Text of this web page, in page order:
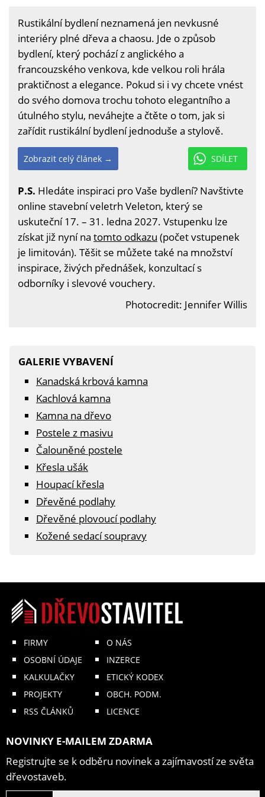
Rustikální bydlení neznamená jen nevkusné
interiéry plné dřeva a chaosu. Jde o způsob
bydlení, který pochází z anglického a
francouzského venkova, kde velkou roli hrála
praktičnost a elegance. Pokud si i vy chcete vnést
do svého domova trochu tohoto elegantního a
útulného stylu, neváhejte a čtěte o tom, jak si
zařídit rustikální bydlení jednoduše a stylově.
SDÍLET
Zobrazit celý článek →
P.S. Hledáte inspiraci pro Vaše bydlení? Navštivte
online stavební veletrh Veleton, který se
uskuteční 17. – 31. ledna 2027. Vstupenku lze
získat již nyní na tomto odkazu (počet vstupenek
je limitován). Těšit se můžete také na množství
inspirace, živých přednášek, konzultací s
odborníky i slevové vouchery.
Photocredit: Jennifer Willis
GALERIE VYBAVENÍ
Kanadská krbová kamna
Kachlová kamna
Kamna na dřevo
Postele z masivu
Čalouněné postele
Křesla ušák
Houpací křesla
Dřevěné podlahy
Dřevěné plovoucí podlahy
Kožené sedací soupravy
FIRMY
OSOBNÍ ÚDAJE
KALKULAČKY
PROJEKTY
RSS ČLÁNKŮ
O NÁS
INZERCE
ETICKÝ KODEX
OBCH. PODM.
LICENCE
NOVINKY E-MAILEM ZDARMA
Registrujte se k odběru novinek a zajímavostí ze světa
dřevostaveb.